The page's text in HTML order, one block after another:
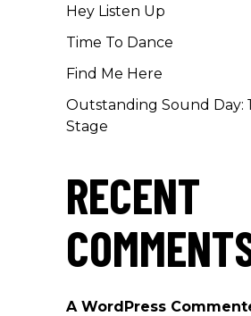
Hey Listen Up
Time To Dance
Find Me Here
Outstanding Sound Day:
Stage
RECENT
A WordPress